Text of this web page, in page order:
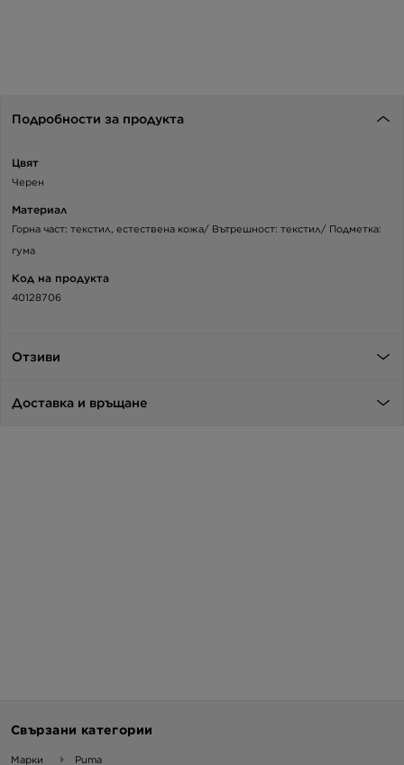
Подробности за продукта
Цвят
Черен
Материал
Горна част: текстил, естествена кожа/ Вътрешност: текстил/ Подметка:
гума
Код на продукта
40128706
Отзиви
Доставка и връщане
Свързани категории
Марки Puma